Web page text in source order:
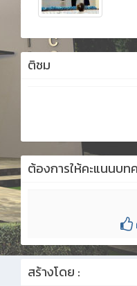
ติชม
ต้องการให้คะแนนบท
สร้างโดย :